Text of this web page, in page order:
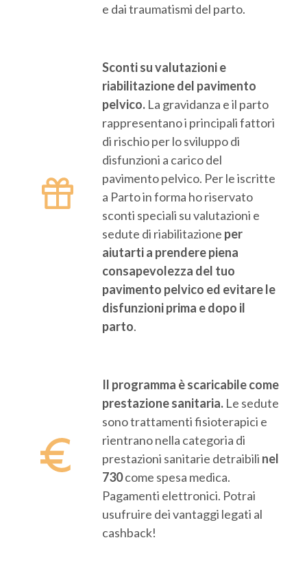
e dai traumatismi del parto.
Sconti su valutazioni e
riabilitazione del pavimento
pelvico. La gravidanza e il parto
rappresentano i principali fattori
di rischio per lo sviluppo di
disfunzioni a carico del
pavimento pelvico. Per le iscritte
a Parto in forma ho riservato
sconti speciali su valutazioni e
sedute di riabilitazione per
aiutarti a prendere piena
consapevolezza del tuo
pavimento pelvico ed evitare le
disfunzioni prima e dopo il
parto.
Il programma è scaricabile come
prestazione sanitaria. Le sedute
sono trattamenti fisioterapici e
rientrano nella categoria di
prestazioni sanitarie detraibili nel
730come spesa medica.
Pagamenti elettronici. Potrai
usufruire dei vantaggi legati al
cashback!